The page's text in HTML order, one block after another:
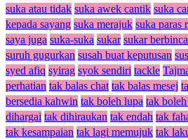
suka atau tidak suka awek cantik suka
kepada sayang suka merajuk suka paras
saya juga suka-suka sukar sukar
suruh gugurkan susah buat keputusan
syed afiq syirag syok sendiri tackle
perhatian tak balas chat tak balas mesej
bersedia kahwin tak boleh lupa tak
dihargai tak dihiraukan tak endah tak
tak kesampaian tak lagi memujuk tak